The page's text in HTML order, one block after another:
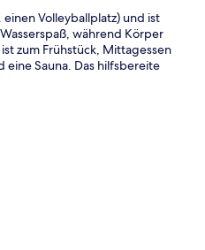
Buffet
Volleyballplatz) und ist
während Körper
zum Frühstück, Mittagessen
Sauna. Das hilfsbereite